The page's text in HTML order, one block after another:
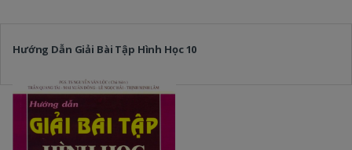
Hướng Dẫn Giải Bài Tập Hình Học 10